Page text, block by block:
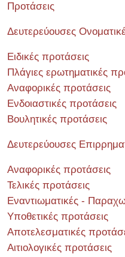
Προτάσεις
Δευτερεύουσες
Ειδικές προτάσεις
Πλάγιες ερωτηματικές
Αναφορικές προτάσεις
Ενδοιαστικές προτάσεις
Βουλητικές προτάσεις
Δευτερεύουσες
Αναφορικές προτάσεις
Τελικές προτάσεις
Εναντιωματικές -
Υποθετικές προτάσεις
Αποτελεσματικές
Αιτιολογικές προτάσεις